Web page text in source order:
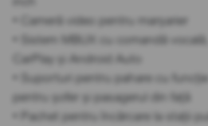
• Cameră video pentru marșarier
• Sistem MBUX cu comandă
CarPlay și Android Auto
• Suporturi pentru pahare cu
pentru șofer și pasagerul din față
• Pachet pentru încărcare la stații